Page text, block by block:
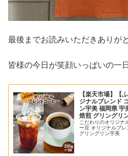
最後までお読みいただきありが
皆様の今日が笑顔いっぱいの一
【楽天市場】【
ジナルブレンド
ン宇美 福岡県
焙煎 グリングリ
こだわりのオリジナ
ー豆 オリジナルブ
グリングリン宇美